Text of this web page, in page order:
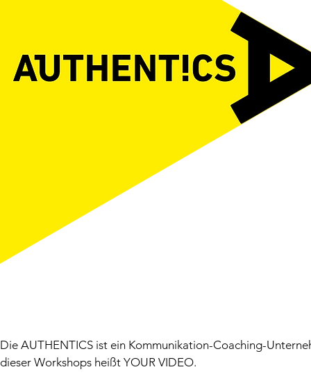
Die AUTHENTICS ist ein Kommunikation-Coaching-
dieser Workshops heißt YOUR VIDEO.